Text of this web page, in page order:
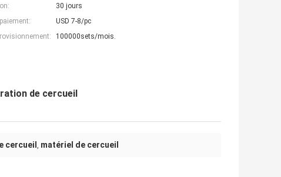
30 jours
USD 7-8/pc
100000sets/mois.
de cercueil
cercueil , matériel de cercueil